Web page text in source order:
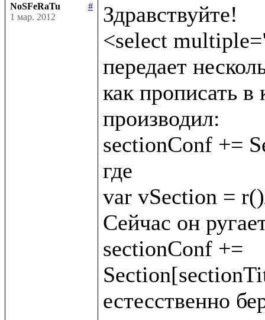
NoSFeRaTu
#
1 мар. 2012
Здравствуйте!
<select
передает
как прописать
производил:
sectionConf +=
где
var vSection =
Сейчас он
sectionConf +=